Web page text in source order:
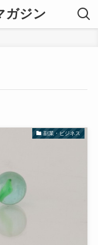
ガジン
副業・ビジネス